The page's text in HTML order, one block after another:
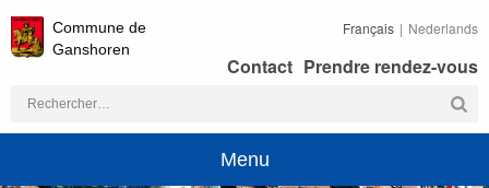
Commune de
Ganshoren
Français Nederlands
Prendre rendez-vous
Contact
Rechercher :
Menu